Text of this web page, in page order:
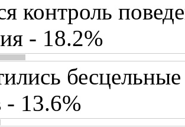
контроль
- 18.2%
- 13.6%